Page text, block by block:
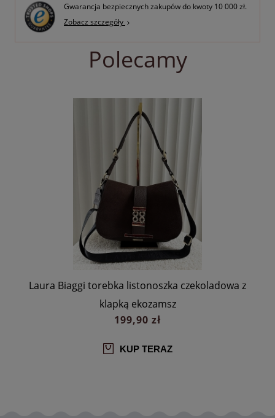
Gwarancja bezpiecznych zakupów do kwoty 10 000 zł.
Zobacz szczegóły
Polecamy
Laura Biaggi torebka listonoszka czekoladowa z
klapką ekozamsz
199,90 zł
KUP TERAZ